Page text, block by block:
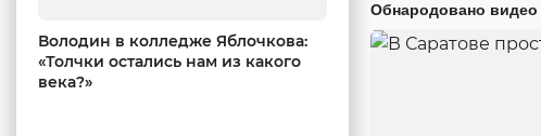
Володин в колледже Яблочкова:
«Толчки остались нам из какого
века?»
Обнародовано